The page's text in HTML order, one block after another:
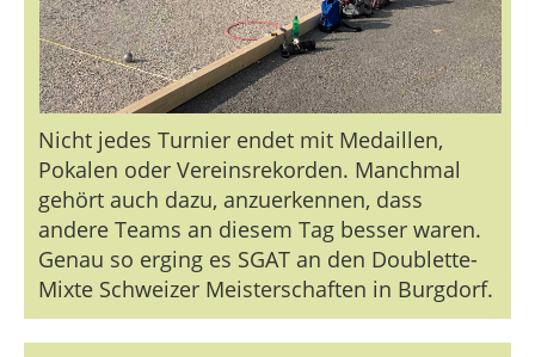
Nicht jedes Turnier endet mit Medaillen,
Pokalen oder Vereinsrekorden. Manchmal
gehört auch dazu, anzuerkennen, dass
andere Teams an diesem Tag besser waren.
Genau so erging es SGAT an den Doublette-
Mixte Schweizer Meisterschaften in Burgdorf.